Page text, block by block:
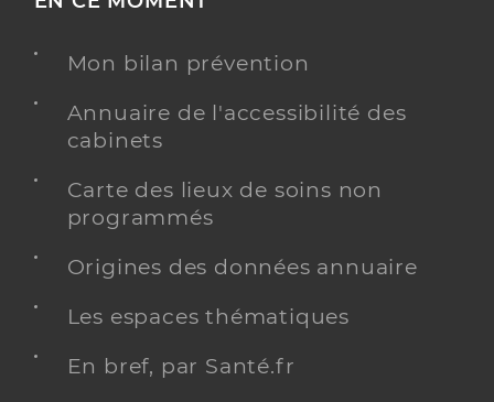
Mon bilan prévention
Annuaire de l'accessibilité des
cabinets
Carte des lieux de soins non
programmés
Origines des données annuaire
Les espaces thématiques
En bref, par Santé.fr